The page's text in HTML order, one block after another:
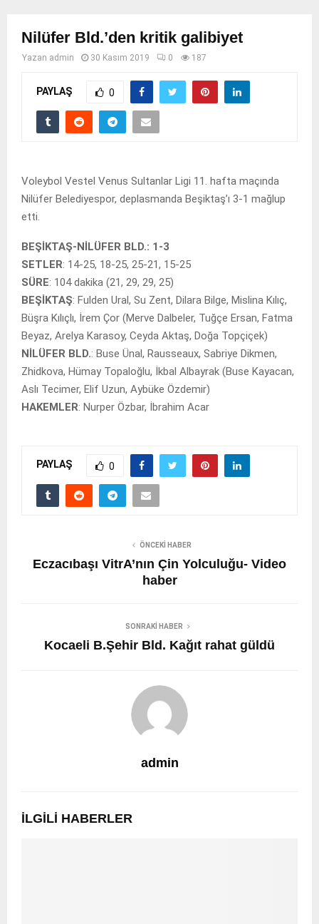
Nilüfer Bld.’den kritik galibiyet
Yazan admin 30 Kasım 2019 0 187
PAYLAŞ 0
Voleybol Vestel Venus Sultanlar Ligi 11. hafta maçında
Nilüfer Belediyespor, deplasmanda Beşiktaş’ı 3-1 mağlup
etti.
BEŞİKTAŞ-NİLÜFER BLD.: 1-3
SETLER: 14-25, 18-25, 25-21, 15-25
SÜRE: 104 dakika (21, 29, 29, 25)
BEŞİKTAŞ: Fulden Ural, Su Zent, Dilara Bilge, Mislina Kılıç,
Büşra Kılıçlı, İrem Çor (Merve Dalbeler, Tuğçe Ersan, Fatma
Beyaz, Arelya Karasoy, Ceyda Aktaş, Doğa Topçiçek)
NİLÜFER BLD.: Buse Ünal, Rausseaux, Sabriye Dikmen,
Zhidkova, Hümay Topaloğlu, İkbal Albayrak (Buse Kayacan,
Aslı Tecimer, Elif Uzun, Aybüke Özdemir)
HAKEMLER: Nurper Özbar, İbrahim Acar
PAYLAŞ 0
ÖNCEKI HABER
Eczacıbaşı VitrA’nın Çin Yolculuğu- Video
haber
SONRAKI HABER
Kocaeli B.Şehir Bld. Kağıt rahat güldü
admin
İLGILI HABERLER